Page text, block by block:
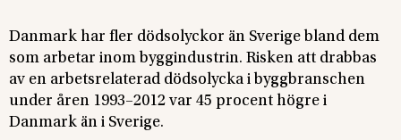
Danmark har fler dödsolyckor än Sverige bland dem
som arbetar inom byggindustrin. Risken att drabbas
av en arbetsrelaterad dödsolycka i byggbranschen
under åren 1993–2012 var 45 procent högre i
Danmark än i Sverige.